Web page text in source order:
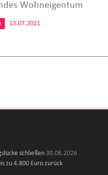
Wohneigentum
13.07.2021
schließen 30.06.2026
zu 4.800 Euro zurück